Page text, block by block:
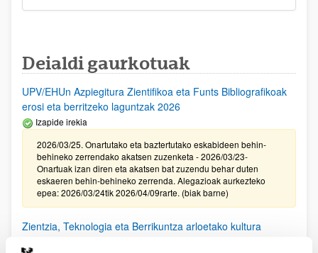
Deialdi gaurkotuak
UPV/EHUn Azpiegitura Zientifikoa eta Funts Bibliografikoak
erosi eta berritzeko laguntzak 2026
Izapide irekia
2026/03/25. Onartutako eta baztertutako eskabideen behin-
behineko zerrendako akatsen zuzenketa - 2026/03/23-
Onartuak izan diren eta akatsen bat zuzendu behar duten
eskaeren behin-behineko zerrenda. Alegazioak aurkezteko
epea: 2026/03/24tik 2026/04/09rarte. (biak barne)
Zientzia, Teknologia eta Berrikuntza arloetako kultura